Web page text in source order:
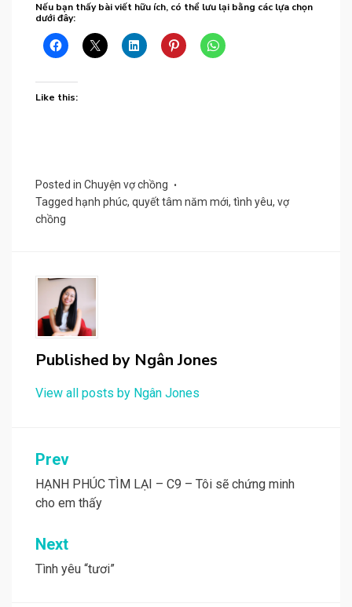
Nếu bạn thấy bài viết hữu ích, có thể lưu lại bằng các lựa chọn
dưới đây:
Like this:
Posted in Chuyện vợ chồng
Tagged hạnh phúc, quyết tâm năm mới, tình yêu, vợ
chồng
Published by Ngân Jones
View all posts by Ngân Jones
Post
navigation
Prev
HẠNH PHÚC TÌM LẠI – C9 – Tôi sẽ chứng minh
cho em thấy
Next
Tình yêu “tươi”